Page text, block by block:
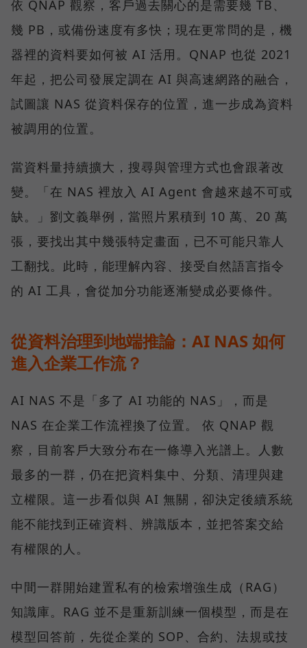
依 QNAP 觀察，客戶過去關心的是需要幾 TB、
幾 PB，或備份速度有多快；現在更常問的是，機
器裡的資料要如何被 AI 活用。QNAP 也從 2021
年起，把公司發展定調在 AI 與高速網路的融合，
試圖讓 NAS 從資料保存的位置，進一步成為資料
被調用的位置。
當資料量持續擴大，搜尋與管理方式也會跟著改
變。「在 NAS 裡放入 AI Agent 會越來越不可或
缺。」劉文義舉例，當照片累積到 10 萬、20 萬
張，要找出其中幾張特定畫面，已不可能只靠人
工翻找。此時，能理解內容、接受自然語言指令
的 AI 工具，會從加分功能逐漸變成必要條件。
從資料治理到地端推論：AI NAS 如何
進入企業工作流？
AI NAS 不是「多了 AI 功能的 NAS」，而是
NAS 在企業工作流裡換了位置。 依 QNAP 觀
察，目前客戶大致分布在一條導入光譜上。人數
最多的一群，仍在把資料集中、分類、清理與建
立權限。這一步看似與 AI 無關，卻決定後續系統
能不能找到正確資料、辨識版本，並把答案交給
有權限的人。
中間一群開始建置私有的檢索增強生成（RAG）
知識庫。RAG 並不是重新訓練一個模型，而是在
模型回答前，先從企業的 SOP、合約、法規或技